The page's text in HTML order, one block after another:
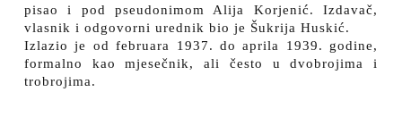
pisao i pod pseudonimom Alija Korjenić. Izdavač,
vlasnik i odgovorni urednik bio je Šukrija Huskić.
Izlazio je od februara 1937. do aprila 1939. godine,
formalno kao mjesečnik, ali često u dvobrojima i
trobrojima.